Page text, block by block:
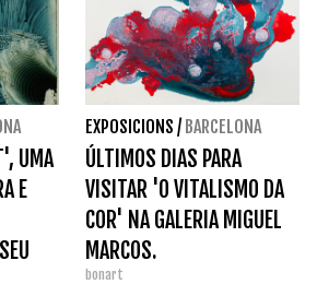
UMA
E
EXPOSICIONS / BARCELONA
ÚLTIMOS DIAS PARA
VISITAR 'O VITALISMO DA
COR' NA GALERIA MIGUEL
MARCOS.
bonart